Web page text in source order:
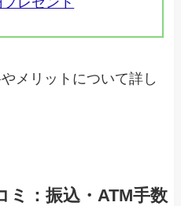
メリットについて詳し
ミ：振込・ATM手数